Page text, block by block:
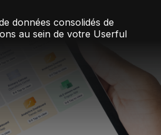
données consolidés de
au sein de votre Userful